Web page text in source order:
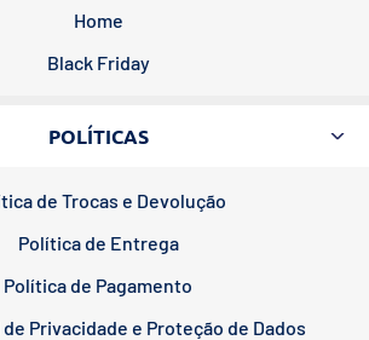
Home
Black Friday
POLÍTICAS
de Trocas e Devolução
Política de Entrega
Política de Pagamento
Privacidade e Proteção de Dados